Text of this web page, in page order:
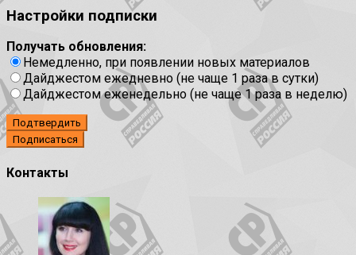
Настройки подписки
Получать обновления:
Немедленно, при появлении новых материалов
Дайджестом ежедневно (не чаще 1 раза в сутки)
Дайджестом еженедельно (не чаще 1 раза в неделю)
Подтвердить
Контакты